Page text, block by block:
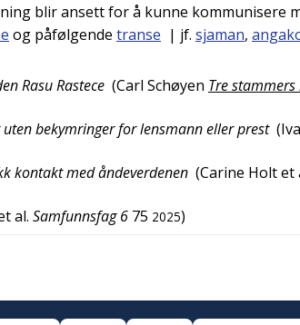
blir ansett for å kunne kommunisere
og påfølgende transe | jf. sjaman,
Rasu Rastece (Carl Schøyen Tre
bekymringer for lensmann eller prest (
kontakt med åndeverdenen (Carine Holt et
al. Samfunnsfag 6 75 2025)